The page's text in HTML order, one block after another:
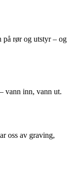
på rør og utstyr – og
vann inn, vann ut.
oss av graving,